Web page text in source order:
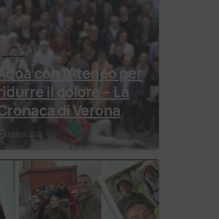
con l’Ateneo per
il dolore – La
di Verona
1 Agosto 2023